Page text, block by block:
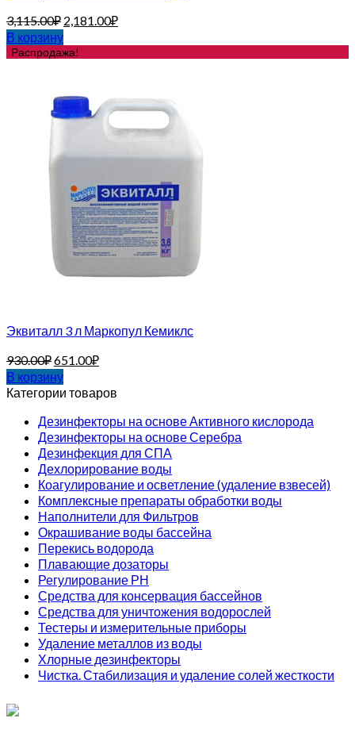
3,115.00₽ 2,181.00₽
В корзину
Распродажа!
Эквиталл 3 л Маркопул Кемиклс
930.00₽651.00₽
В корзину
Категории товаров
Дезинфекторы на основе Активного кислорода
Дезинфекторы на основе Серебра
Дезинфекция для СПА
Дехлорирование воды
Коагулирование и осветление (удаление взвесей)
Комплексные препараты обработки воды
Наполнители для Фильтров
Окрашивание воды бассейна
Перекись водорода
Плавающие дозаторы
Регулирование РН
Средства для консервация бассейнов
Средства для уничтожения водорослей
Тестеры и измерительные приборы
Удаление металлов из воды
Хлорные дезинфекторы
Чистка. Стабилизация и удаление солей жесткости